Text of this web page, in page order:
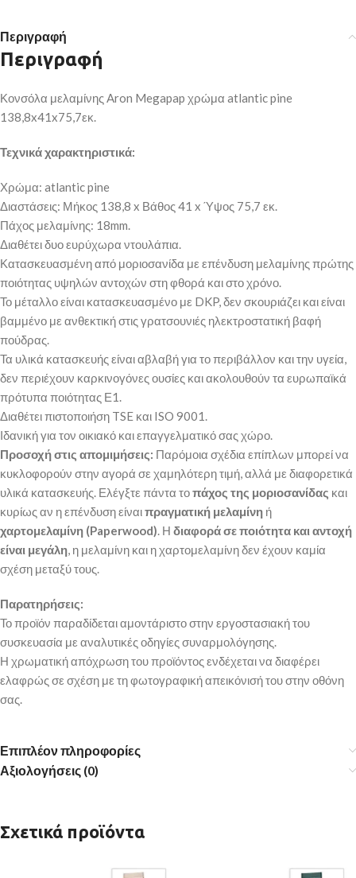
Περιγραφή
Περιγραφή
Κονσόλα μελαμίνης Aron Megapap χρώμα atlantic pine
138,8x41x75,7εκ.
Τεχνικά χαρακτηριστικά:
Χρώμα: atlantic pine
Διαστάσεις: Μήκος 138,8 x Βάθος 41 x Ύψος 75,7 εκ.
Πάχος μελαμίνης: 18mm.
Διαθέτει δυο ευρύχωρα ντουλάπια.
Κατασκευασμένη από μοριοσανίδα με επένδυση μελαμίνης πρώτης
ποιότητας υψηλών αντοχών στη φθορά και στο χρόνο.
Το μέταλλο είναι κατασκευασμένο με DKP, δεν σκουριάζει και είναι
βαμμένο με ανθεκτική στις γρατσουνιές ηλεκτροστατική βαφή
πούδρας.
Τα υλικά κατασκευής είναι αβλαβή για το περιβάλλον και την υγεία,
δεν περιέχουν καρκινογόνες ουσίες και ακολουθούν τα ευρωπαϊκά
πρότυπα ποιότητας Ε1.
Διαθέτει πιστοποιήση TSE και ISO 9001.
Ιδανική για τον οικιακό και επαγγελματικό σας χώρο.
Προσοχή στις απομιμήσεις: Παρόμοια σχέδια επίπλων μπορεί να
κυκλοφορούν στην αγορά σε χαμηλότερη τιμή, αλλά με διαφορετικά
υλικά κατασκευής. Ελέγξτε πάντα τοπάχος της μοριοσανίδας και
κυρίως αν η επένδυση είναιπραγματική μελαμίνη ή
χαρτομελαμίνη (Paperwood). Η διαφορά σε ποιότητα και αντοχή
είναι μεγάλη, η μελαμίνη και η χαρτομελαμίνη δεν έχουν καμία
σχέση μεταξύ τους.
Παρατηρήσεις:
Το προϊόν παραδίδεται αμοντάριστο στην εργοστασιακή του
συσκευασία με αναλυτικές οδηγίες συναρμολόγησης.
Η χρωματική απόχρωση του προϊόντος ενδέχεται να διαφέρει
ελαφρώς σε σχέση με τη φωτογραφική απεικόνισή του στην οθόνη
σας.
Επιπλέον πληροφορίες
Αξιολογήσεις (0)
Σχετικά προϊόντα